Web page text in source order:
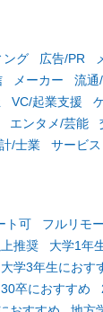
ング 広告/PR
メーカー
流通
VC/起業支援
エンタメ/芸能
/士業 サービス
ト可
フルリモ
推奨
大学1年
大学3年生におす
30卒におすすめ